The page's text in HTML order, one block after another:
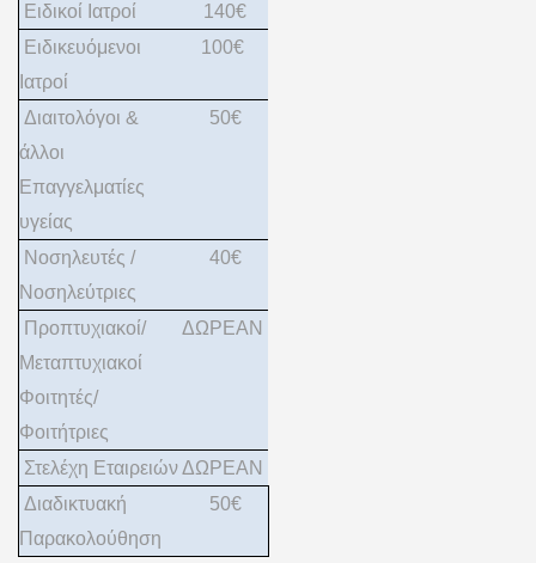
Ειδικοί Ιατροί
140€
Ειδικευόμενοι
Ιατροί
100€
Διαιτολόγοι &
άλλοι
Επαγγελματίες
υγείας
50€
Νοσηλευτές /
Νοσηλεύτριες
40€
Προπτυχιακοί/
Μεταπτυχιακοί
Φοιτητές/
Φοιτήτριες
ΔΩΡΕΑΝ
Στελέχη ΕταιρειώνΔΩΡΕΑΝ
Διαδικτυακή
Παρακολούθηση
50€